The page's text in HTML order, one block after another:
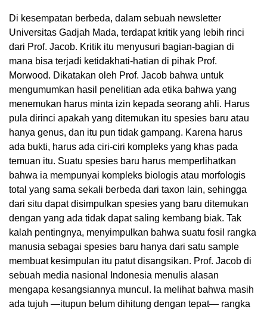
Di kesempatan berbeda, dalam sebuah newsletter
Universitas Gadjah Mada, terdapat kritik yang lebih rinci
dari Prof. Jacob. Kritik itu menyusuri bagian-bagian di
mana bisa terjadi ketidakhati-hatian di pihak Prof.
Morwood. Dikatakan oleh Prof. Jacob bahwa untuk
mengumumkan hasil penelitian ada etika bahwa yang
menemukan harus minta izin kepada seorang ahli. Harus
pula dirinci apakah yang ditemukan itu spesies baru atau
hanya genus, dan itu pun tidak gampang. Karena harus
ada bukti, harus ada ciri-ciri kompleks yang khas pada
temuan itu. Suatu spesies baru harus memperlihatkan
bahwa ia mempunyai kompleks biologis atau morfologis
total yang sama sekali berbeda dari taxon lain, sehingga
dari situ dapat disimpulkan spesies yang baru ditemukan
dengan yang ada tidak dapat saling kembang biak. Tak
kalah pentingnya, menyimpulkan bahwa suatu fosil rangka
manusia sebagai spesies baru hanya dari satu sample
membuat kesimpulan itu patut disangsikan. Prof. Jacob di
sebuah media nasional Indonesia menulis alasan
mengapa kesangsiannya muncul. la melihat bahwa masih
ada tujuh —itupun belum dihitung dengan tepat— rangka